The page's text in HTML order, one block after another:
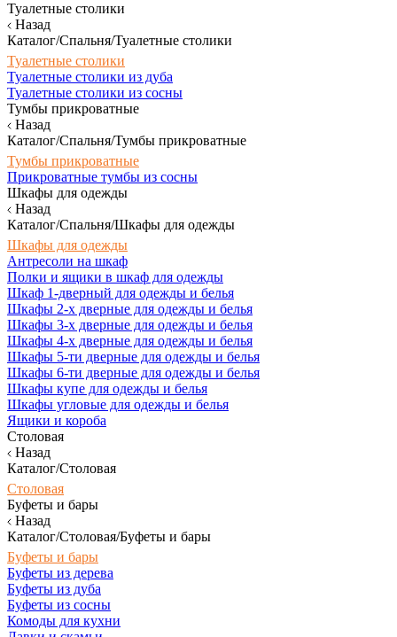
Туалетные столики
Назад
Каталог/Спальня/Туалетные столики
Туалетные столики
Туалетные столики из дуба
Туалетные столики из сосны
Тумбы прикроватные
Назад
Каталог/Спальня/Тумбы прикроватные
Тумбы прикроватные
Прикроватные тумбы из сосны
Шкафы для одежды
Назад
Каталог/Спальня/Шкафы для одежды
Шкафы для одежды
Антресоли на шкаф
Полки и ящики в шкаф для одежды
Шкаф 1-дверный для одежды и белья
Шкафы 2-х дверные для одежды и белья
Шкафы 3-х дверные для одежды и белья
Шкафы 4-х дверные для одежды и белья
Шкафы 5-ти дверные для одежды и белья
Шкафы 6-ти дверные для одежды и белья
Шкафы купе для одежды и белья
Шкафы угловые для одежды и белья
Ящики и короба
Столовая
Назад
Каталог/Столовая
Столовая
Буфеты и бары
Назад
Каталог/Столовая/Буфеты и бары
Буфеты и бары
Буфеты из дерева
Буфеты из дуба
Буфеты из сосны
Комоды для кухни